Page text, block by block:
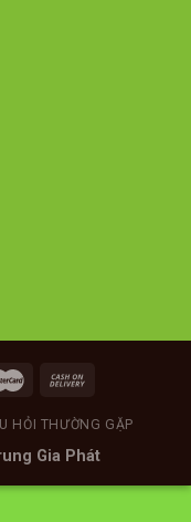
HỎI THƯỜNG GẶP
Gia Phát